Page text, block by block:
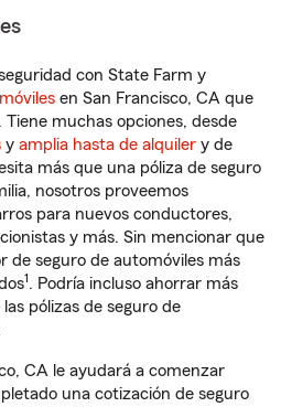
con State Farm y
en San Francisco, CA que
muchas opciones, desde
y amplia hasta de alquiler y de
más que una póliza de seguro
nosotros proveemos
para nuevos conductores,
y más. Sin mencionar que
de seguro de automóviles más
1. Podría incluso ahorrar más
pólizas de seguro de
CA le ayudará a comenzar
una cotización de seguro